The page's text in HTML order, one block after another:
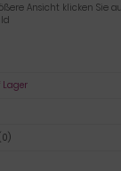
Ansicht klicken Sie
Lager